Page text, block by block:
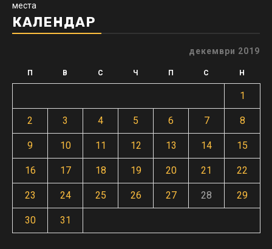
места
КАЛЕНДАР
декември 2019
П В С Ч П С Н
1
2 3 4 5 6 7 8
9 10 11 12 13 14 15
16 17 18 19 20 21 22
23 24 25 26 27 28 29
30 31